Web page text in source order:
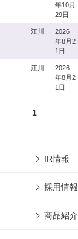
年10月
29日
江川
2026
年8月2
1日
江川
2026
年8月2
1日
1
IR情報
採用情報
商品紹介